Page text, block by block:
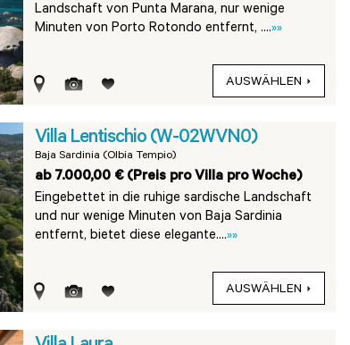
Landschaft von Punta Marana, nur wenige
Minuten von Porto Rotondo entfernt, ....»»
AUSWÄHLEN
Villa Lentischio (W-02WVN0)
Baja Sardinia (Olbia Tempio)
ab 7.000,00 € (Preis pro Villa pro Woche)
Eingebettet in die ruhige sardische Landschaft
und nur wenige Minuten von Baja Sardinia
entfernt, bietet diese elegante....»»
AUSWÄHLEN